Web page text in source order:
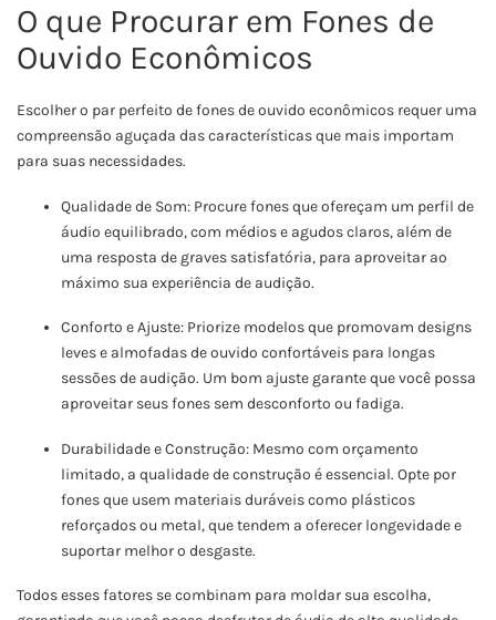
O que Procurar em Fones de
Ouvido Econômicos
Escolher o par perfeito de fones de ouvido econômicos requer uma
compreensão aguçada das características que mais importam
para suas necessidades.
Qualidade de Som: Procure fones que ofereçam um perfil de
áudio equilibrado, com médios e agudos claros, além de
uma resposta de graves satisfatória, para aproveitar ao
máximo sua experiência de audição.
Conforto e Ajuste: Priorize modelos que promovam designs
leves e almofadas de ouvido confortáveis para longas
sessões de audição. Um bom ajuste garante que você possa
aproveitar seus fones sem desconforto ou fadiga.
Durabilidade e Construção: Mesmo com orçamento
limitado, a qualidade de construção é essencial. Opte por
fones que usem materiais duráveis como plásticos
reforçados ou metal, que tendem a oferecer longevidade e
suportar melhor o desgaste.
Todos esses fatores se combinam para moldar sua escolha,